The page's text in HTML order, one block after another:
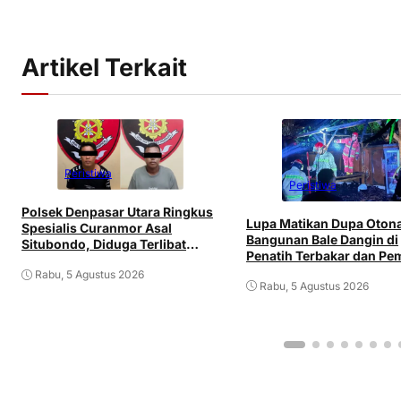
Artikel Terkait
Peristiwa
Polsek Denpasar Utara Ringkus
Spesialis Curanmor Asal
Situbondo, Diduga Terlibat
Rabu, 5 Agustus 2026
Peristiwa
Lupa Matikan Dupa
Bangunan Bale Dangin di
Penatih Terbakar dan
Rabu, 5 Agustus 2026